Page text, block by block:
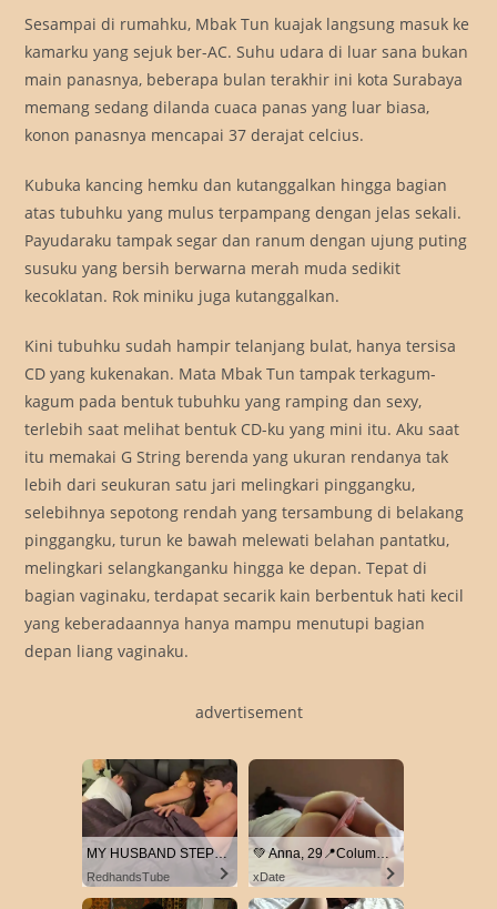
Sesampai di rumahku, Mbak Tun kuajak langsung masuk ke
kamarku yang sejuk ber-AC. Suhu udara di luar sana bukan
main panasnya, beberapa bulan terakhir ini kota Surabaya
memang sedang dilanda cuaca panas yang luar biasa,
konon panasnya mencapai 37 derajat celcius.
Kubuka kancing hemku dan kutanggalkan hingga bagian
atas tubuhku yang mulus terpampang dengan jelas sekali.
Payudaraku tampak segar dan ranum dengan ujung puting
susuku yang bersih berwarna merah muda sedikit
kecoklatan. Rok miniku juga kutanggalkan.
Kini tubuhku sudah hampir telanjang bulat, hanya tersisa
CD yang kukenakan. Mata Mbak Tun tampak terkagum-
kagum pada bentuk tubuhku yang ramping dan sexy,
terlebih saat melihat bentuk CD-ku yang mini itu. Aku saat
itu memakai G String berenda yang ukuran rendanya tak
lebih dari seukuran satu jari melingkari pinggangku,
selebihnya sepotong rendah yang tersambung di belakang
pinggangku, turun ke bawah melewati belahan pantatku,
melingkari selangkanganku hingga ke depan. Tepat di
bagian vaginaku, terdapat secarik kain berbentuk hati kecil
yang keberadaannya hanya mampu menutupi bagian
depan liang vaginaku.
advertisement
MY HUSBAND STEPSON MISTAKENLY GIVES ME IN THE ASS
RedhandsTube
💚 Anna, 29📍Columbus
xDate